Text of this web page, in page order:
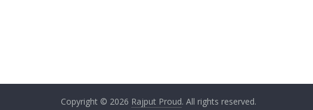
Copyright © 2026 Rajput Proud. All rights reserved.